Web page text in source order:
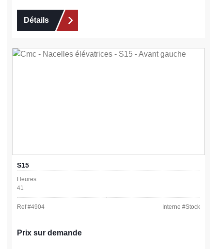
Détails
S15
Heures
41
Ref #4904 Interne #Stock
Prix sur demande